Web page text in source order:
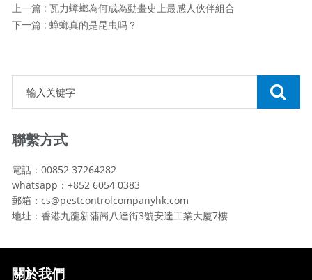
上一篇 : 瓦力蟑螂為何成為動畫史上最感人伙伴組合
下一篇 : 蟑螂真的是昆虫吗？
聯繫方式
電話：00852 37264282
whatsapp：+852 6054 0383
郵箱：cs@pestcontrolcompanyhk.com
地址：香港九龍新蒲崗八達街3號安達工業大廈7樓
關於我們